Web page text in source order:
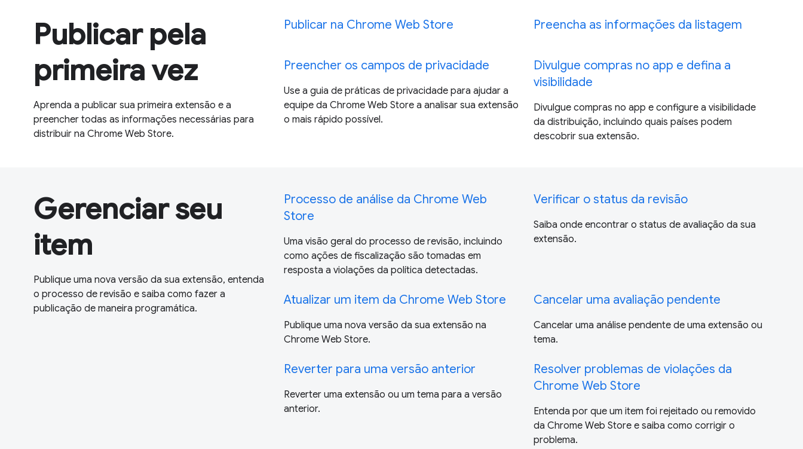
Publicar pela
primeira vez
Aprenda a publicar sua primeira extensão e a
preencher todas as informações necessárias para
distribuir na Chrome Web Store.
Publicar na Chrome Web Store Preencha as informações da listagem
Preencher os campos de privacidade
Use a guia de práticas de privacidade para ajudar a
equipe da Chrome Web Store a analisar sua extensão
o mais rápido possível.
Divulgue compras no app e defina a
visibilidade
Divulgue compras no app e configure a visibilidade
da distribuição, incluindo quais países podem
descobrir sua extensão.
Gerenciar seu
item
Publique uma nova versão da sua extensão, entenda
o processo de revisão e saiba como fazer a
publicação de maneira programática.
Processo de análise da Chrome Web
Store
Uma visão geral do processo de revisão, incluindo
como ações de fiscalização são tomadas em
resposta a violações da política detectadas.
Verificar o status da revisão
Saiba onde encontrar o status de avaliação da sua
extensão.
Atualizar um item da Chrome Web Store
Publique uma nova versão da sua extensão na
Chrome Web Store.
Cancelar uma avaliação pendente
Cancelar uma análise pendente de uma extensão ou
tema.
Reverter para uma versão anterior
Reverter uma extensão ou um tema para a versão
anterior.
Resolver problemas de violações da
Chrome Web Store
Entenda por que um item foi rejeitado ou removido
da Chrome Web Store e saiba como corrigir o
problema.